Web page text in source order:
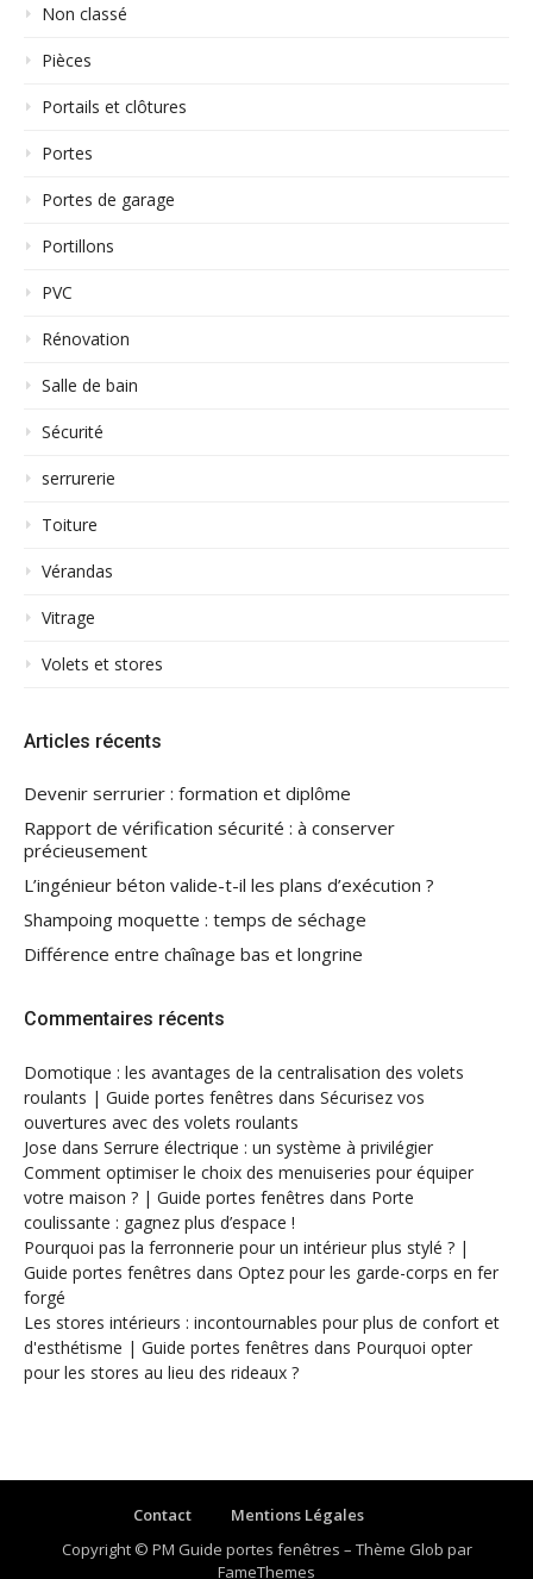
Non classé
Pièces
Portails et clôtures
Portes
Portes de garage
Portillons
PVC
Rénovation
Salle de bain
Sécurité
serrurerie
Toiture
Vérandas
Vitrage
Volets et stores
Articles récents
Devenir serrurier : formation et diplôme
Rapport de vérification sécurité : à conserver
précieusement
L’ingénieur béton valide-t-il les plans d’exécution ?
Shampoing moquette : temps de séchage
Différence entre chaînage bas et longrine
Commentaires récents
Domotique : les avantages de la centralisation des volets
roulants | Guide portes fenêtres dans Sécurisez vos
ouvertures avec des volets roulants
Jose dans Serrure électrique : un système à privilégier
Comment optimiser le choix des menuiseries pour équiper
votre maison ? | Guide portes fenêtres dans Porte
coulissante : gagnez plus d’espace !
Pourquoi pas la ferronnerie pour un intérieur plus stylé ? |
Guide portes fenêtres dans Optez pour les garde-corps en fer
forgé
Les stores intérieurs : incontournables pour plus de confort et
d'esthétisme | Guide portes fenêtres dans Pourquoi opter
pour les stores au lieu des rideaux ?
Contact
Mentions Légales
Copyright © PM Guide portes fenêtres – Thème Glob par
FameThemes